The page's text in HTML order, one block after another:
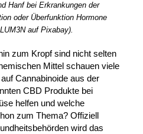
Hanf bei Erkrankungen der
oder Überfunktion Hormone
auf Pixabay).
zum Kropf sind nicht selten
Mittel schauen viele
Cannabinoide aus der
CBD Produkte bei
helfen und welche
zum Thema? Offiziell
wird das